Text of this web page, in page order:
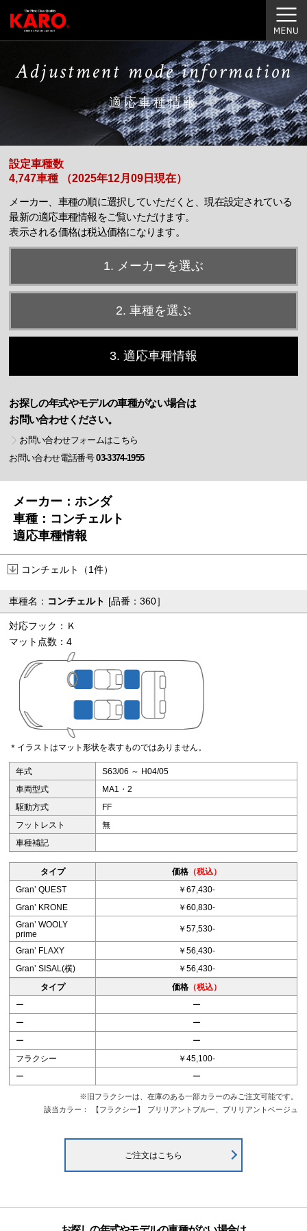
Adjustment mode information
適応車種情報
設定車種数
4,747車種 （2025年12月09日現在）
メーカー、車種の順に選択していただくと、現在設定されている
最新の適応車種情報をご覧いただけます。
表示される価格は税込価格になります。
1. メーカーを選ぶ
2. 車種を選ぶ
3. 適応車種情報
お探しの年式やモデルの車種がない場合は
お問い合わせください。
お問い合わせフォームはこちら
お問い合わせ電話番号03-3374-1955
メーカー：ホンダ
車種：コンチェルト
適応車種情報
コンチェルト（1件）
車種名： コンチェルト [品番：360］
対応フック：Ｋ
マット点数：4
＊イラストはマット形状を表すものではありません。
年式
S63/06 ～ H04/05
車両型式
MA1・2
駆動方式
FF
フットレスト
無
車種補記
タイプ 価格（税込）
Granʼ QUEST
￥67,430-
Granʼ KRONE
￥60,830-
Granʼ WOOLY
prime
￥57,530-
Granʼ FLAXY
￥56,430-
Granʼ SISAL(横)
￥56,430-
タイプ
価格（税込）
ー
ー
ー
ー
ー
ー
フラクシー
￥45,100-
ー
ー
※旧フラクシーは、在庫のある一部カラーのみご注文可能です。
該当カラー：
【フラクシー】 ブリリアントブルー、ブリリアントベージュ
ご注文はこちら